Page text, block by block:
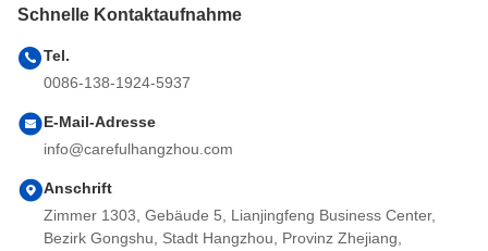
Schnelle Kontaktaufnahme
Tel.
0086-138-1924-5937
E-Mail-Adresse
info@carefulhangzhou.com
Anschrift
Zimmer 1303, Gebäude 5, Lianjingfeng Business Center,
Bezirk Gongshu, Stadt Hangzhou, Provinz Zhejiang,